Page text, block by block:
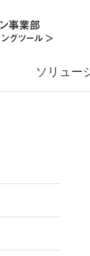
ソリュー